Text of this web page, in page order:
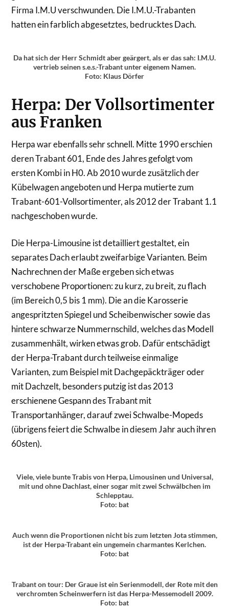
Firma I.M.U verschwunden. Die I.M.U.-Trabanten
hatten ein farblich abgesetztes, bedrucktes Dach.
Da hat sich der Herr Schmidt aber geärgert, als er das sah: I.M.U.
vertrieb seinen s.e.s.-Trabant unter eigenem Namen.
Foto: Klaus Dörfer
Herpa: Der Vollsortimenter
aus Franken
Herpa war ebenfalls sehr schnell. Mitte 1990 erschien
deren Trabant 601, Ende des Jahres gefolgt vom
ersten Kombi in H0. Ab 2010 wurde zusätzlich der
Kübelwagen angeboten und Herpa mutierte zum
Trabant-601-Vollsortimenter, als 2012 der Trabant 1.1
nachgeschoben wurde.
Die Herpa-Limousine ist detailliert gestaltet, ein
separates Dach erlaubt zweifarbige Varianten. Beim
Nachrechnen der Maße ergeben sich etwas
verschobene Proportionen: zu kurz, zu breit, zu flach
(im Bereich 0,5 bis 1 mm). Die an die Karosserie
angespritzten Spiegel und Scheibenwischer sowie das
hintere schwarze Nummernschild, welches das Modell
zusammenhält, wirken etwas grob. Dafür entschädigt
der Herpa-Trabant durch teilweise einmalige
Varianten, zum Beispiel mit Dachgepäckträger oder
mit Dachzelt, besonders putzig ist das 2013
erschienene Gespann des Trabant mit
Transportanhänger, darauf zwei Schwalbe-Mopeds
(übrigens feiert die Schwalbe in diesem Jahr auch ihren
60sten).
Viele, viele bunte Trabis von Herpa, Limousinen und Universal,
mit und ohne Dachlast, einer sogar mit zwei Schwälbchen im
Schlepptau.
Foto: bat
Auch wenn die Proportionen nicht bis zum letzten Jota stimmen,
ist der Herpa-Trabant ein ungemein charmantes Kerlchen.
Foto: bat
Trabant on tour: Der Graue ist ein Serienmodell, der Rote mit den
verchromten Scheinwerfern ist das Herpa-Messemodell 2009.
Foto: bat